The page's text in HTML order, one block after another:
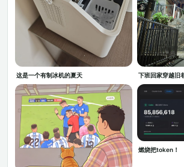
这是一个有制冰机的夏天 下班回家穿越旧
燃烧把token！